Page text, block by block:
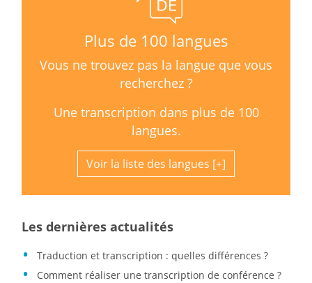
Plus de 100 langues
Vous ne trouvez pas la langue que vous
recherchez ?
Une transcription dans plus de 100
langues.
Voir la liste des langues
Les dernières actualités
Traduction et transcription : quelles différences ?
Comment réaliser une transcription de conférence ?